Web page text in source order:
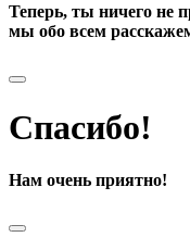
Теперь, ты ничего не
мы обо всем
Спасибо!
Нам очень приятно!